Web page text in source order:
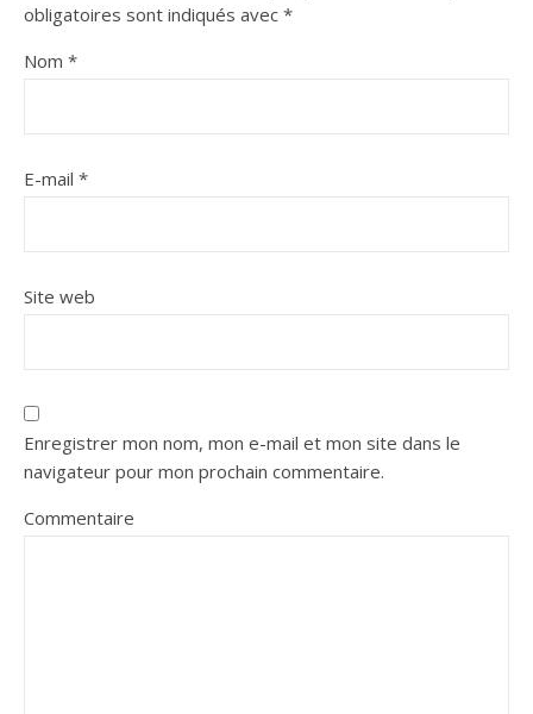
obligatoires sont indiqués avec *
Nom *
E-mail *
Site web
Enregistrer mon nom, mon e-mail et mon site dans le
navigateur pour mon prochain commentaire.
Commentaire